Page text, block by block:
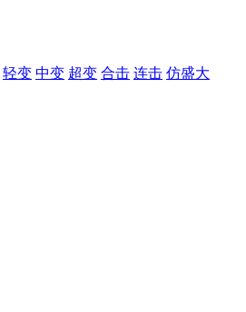
轻变 中变 超变 合击 连击 仿盛大